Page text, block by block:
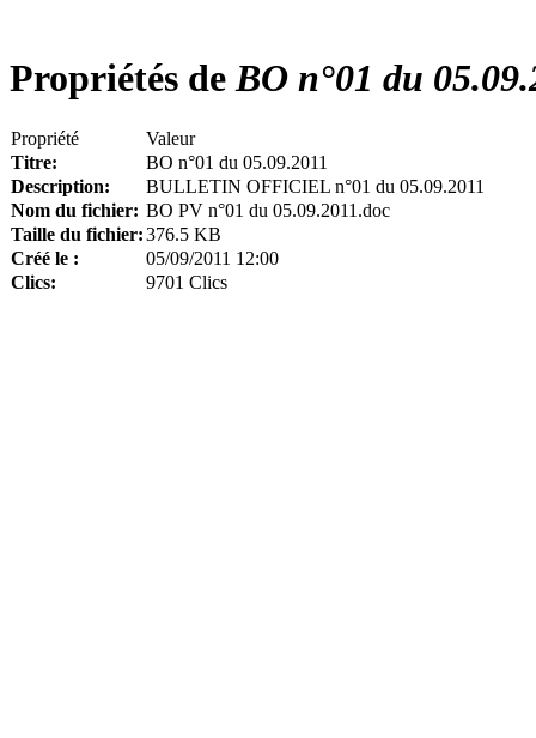
Propriétés deBO n°01 du
Propriété
Valeur
Titre:
BO n°01 du 05.09.2011
Description:
BULLETIN OFFICIEL n°01 du 05.09.2011
Nom du fichier: BO PV n°01 du 05.09.2011.doc
Taille du fichier:376.5 KB
Créé le :
05/09/2011 12:00
Clics:
9701 Clics